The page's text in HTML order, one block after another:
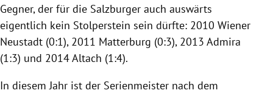
Gegner, der für die Salzburger auch auswärts
eigentlich kein Stolperstein sein dürfte: 2010 Wiener
Neustadt (0:1), 2011 Matterburg (0:3), 2013 Admira
(1:3) und 2014 Altach (1:4).
In diesem Jahr ist der Serienmeister nach dem